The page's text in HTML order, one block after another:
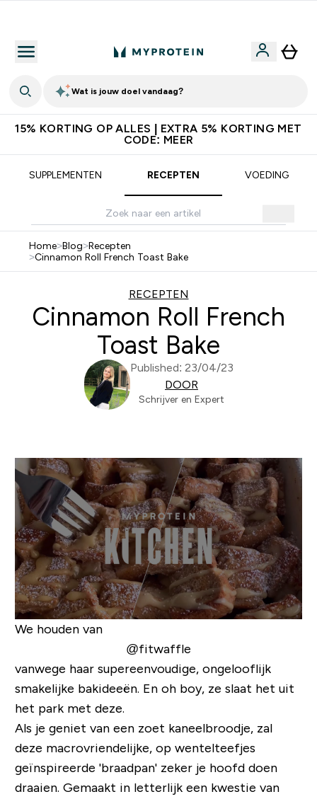
Wat is jouw doel vandaag?
15% KORTING OP ALLES | EXTRA 5% KORTING MET
CODE: MEER
SUPPLEMENTEN RECEPTEN VOEDING
Home>Blog>Recepten
>Cinnamon Roll French Toast Bake
RECEPTEN
Cinnamon Roll French
Toast Bake
Published: 23/04/23
DOOR
Schrijver en Expert
We houden van
@fitwaffle
vanwege haar supereenvoudige, ongelooflijk
smakelijke bakideeën. En oh boy, ze slaat het uit
het park met deze.
Als je geniet van een zoet kaneelbroodje, zal
deze macrovriendelijke, op wentelteefjes
geïnspireerde 'braadpan' zeker je hoofd doen
draaien. Gemaakt in letterlijk een kwestie van